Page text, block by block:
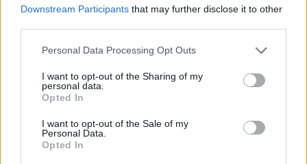
Downstream Participants that may further disclose it to other
Please note that this website/app uses one or more Google
not limited to your visit or usage behaviour. You may click to
grant or deny consent to Google and its third-party tags to
use your data for below specified purposes in below Google
consent section.
Personal Data Processing Opt Outs
I want to opt-out of the Sharing of my
personal data.
Opted In
I want to opt-out of the Sale of my
Personal Data.
Opted In
Έκθεση του Διοικητικού Συμβουλίου και η έκθεση
της «PricewaterhouseCoopers Ανώνυμη
Ελεγκτική Εταιρεία» καθώς και τα υπόλοιπα
τεθούν στην διάθεση των μετόχων των
Συγχωνευόμενων Εταιριών.